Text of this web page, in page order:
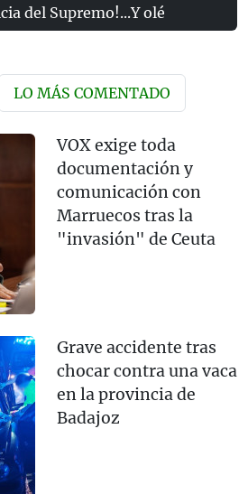
del Supremo!...Y olé
LO MÁS COMENTADO
VOX exige toda
documentación y
comunicación con
Marruecos tras la
"invasión" de Ceuta
Grave accidente tras
chocar contra una vaca
en la provincia de
Badajoz